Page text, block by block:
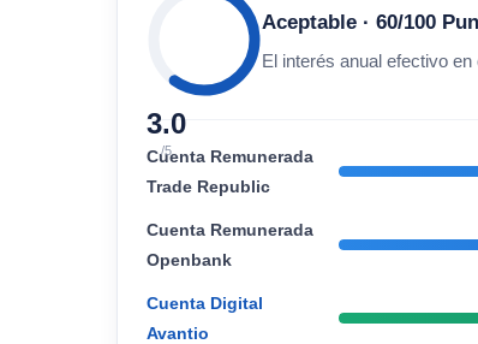
3.0
/5
Aceptable · 60/100
El interés anual efectivo
Cuenta Remunerada
Trade Republic
Cuenta Remunerada
Openbank
Cuenta Digital
Avantio